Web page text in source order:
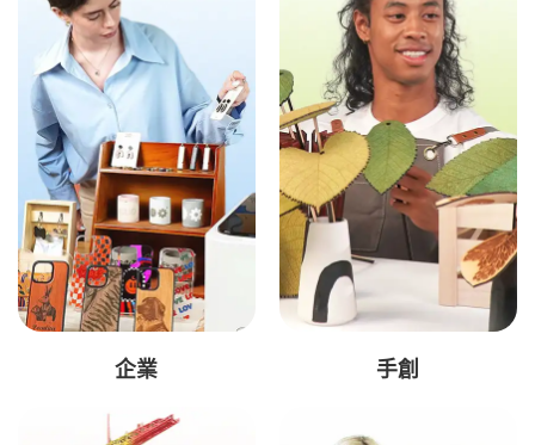
企業 手創